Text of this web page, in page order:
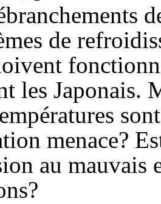
de
les Japonais.
menace?
au mauvais